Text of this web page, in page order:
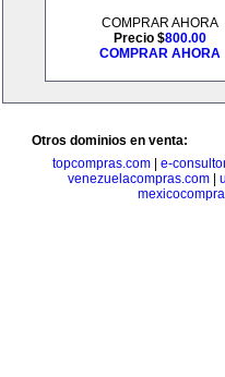
COMPRAR AHORA
Precio $800.00
COMPRAR AHORA
Otros dominios en venta:
topcompras.com
e-
venezuelacompras.com|